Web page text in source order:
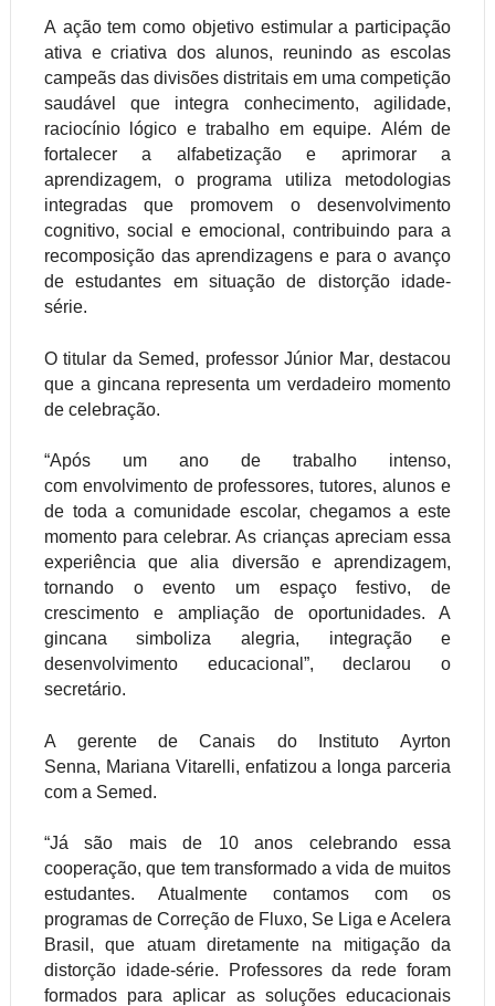
A ação tem como objetivo estimular a participação
ativa e criativa dos alunos, reunindo as escolas
campeãs das divisões distritais em uma competição
saudável que integra conhecimento, agilidade,
raciocínio lógico e trabalho em equipe. Além de
fortalecer a alfabetização e aprimorar a
aprendizagem, o programa utiliza metodologias
integradas que promovem o desenvolvimento
cognitivo, social e emocional, contribuindo para a
recomposição das aprendizagens e para o avanço
de estudantes em situação de distorção idade-
série.
O titular da Semed, professor Júnior Mar, destacou
que a gincana representa um verdadeiro momento
de celebração.
“Após um ano de trabalho intenso,
com envolvimento de professores, tutores, alunos e
de toda a comunidade escolar, chegamos a este
momento para celebrar. As crianças apreciam essa
experiência que alia diversão e aprendizagem,
tornando o evento um espaço festivo, de
crescimento e ampliação de oportunidades. A
gincana simboliza alegria, integração e
desenvolvimento educacional”, declarou o
secretário.
A gerente de Canais do Instituto Ayrton
Senna, Mariana Vitarelli, enfatizou a longa parceria
com a Semed.
“Já são mais de 10 anos celebrando essa
cooperação, que tem transformado a vida de muitos
estudantes. Atualmente contamos com os
programas de Correção de Fluxo, Se Liga e Acelera
Brasil, que atuam diretamente na mitigação da
distorção idade-série. Professores da rede foram
formados para aplicar as soluções educacionais